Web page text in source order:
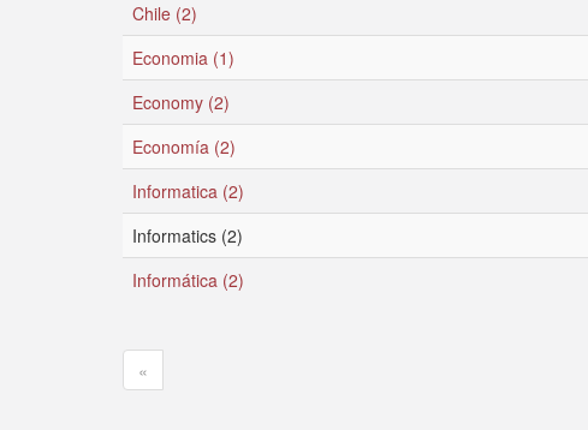
Chile (2)
Economia (1)
Economy (2)
Economía (2)
Informatica (2)
Informatics (2)
Informática (2)
«